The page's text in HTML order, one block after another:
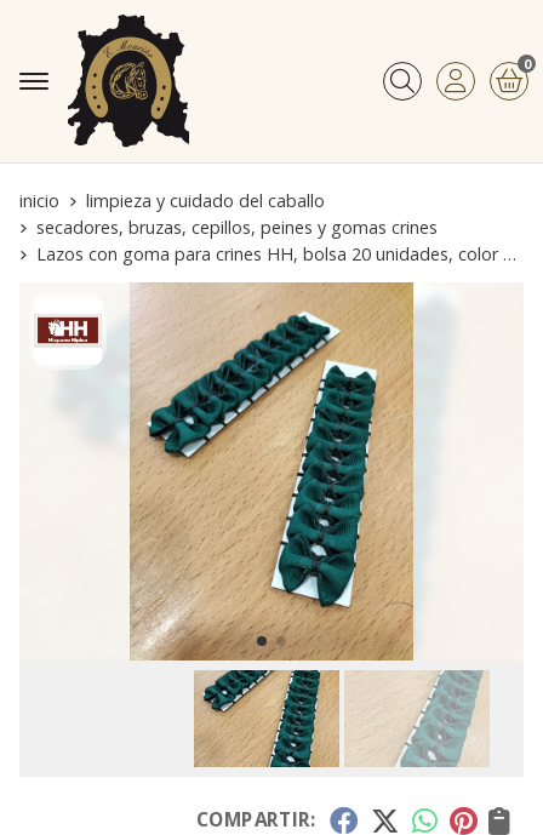
Buscar
0
inicio
limpieza y cuidado del caballo
secadores, bruzas, cepillos, peines y gomas crines
Lazos con goma para crines HH, bolsa 20 unidades, color verde
COMPARTIR: